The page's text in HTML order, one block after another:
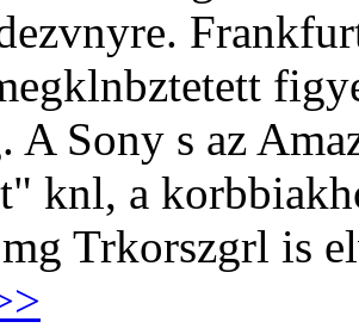
A Sony s az
knl, a
Trkorszgrl is